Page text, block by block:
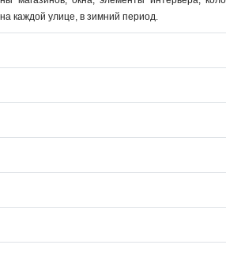
каждой улице, в зимний период.